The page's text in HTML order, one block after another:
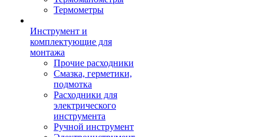
Термометры
Инструмент и
комплектующие для
монтажа
Прочие расходники
Смазка, герметики,
подмотка
Расходники для
электрического
инструмента
Ручной инструмент